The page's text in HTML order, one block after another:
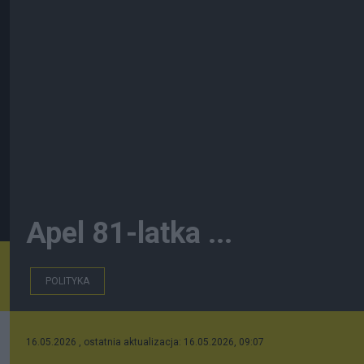
Apel 81-latka ...
POLITYKA
16.05.2026 , ostatnia aktualizacja: 16.05.2026, 09:07